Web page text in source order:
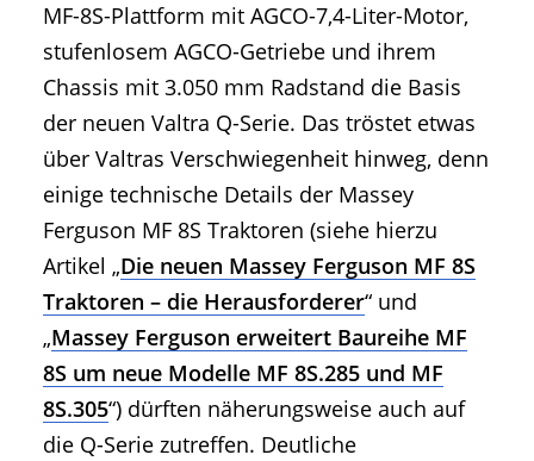
MF-8S-Plattform mit AGCO-7,4-Liter-Motor,
stufenlosem AGCO-Getriebe und ihrem
Chassis mit 3.050 mm Radstand die Basis
der neuen Valtra Q-Serie. Das tröstet etwas
über Valtras Verschwiegenheit hinweg, denn
einige technische Details der Massey
Ferguson MF 8S Traktoren (siehe hierzu
Artikel „Die neuen Massey Ferguson MF 8S
Traktoren – die Herausforderer“ und
„Massey Ferguson erweitert Baureihe MF
8S um neue Modelle MF 8S.285 und MF
8S.305“) dürften näherungsweise auch auf
die Q-Serie zutreffen. Deutliche